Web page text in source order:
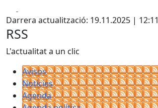
Darrera actualització: 19.11.2025 | 12:11
RSS
L'actualitat a un clic
Avisos
Notícies
Agenda